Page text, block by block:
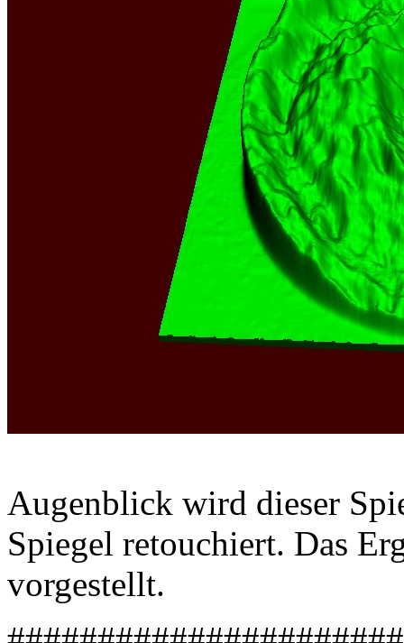
Augenblick wird dieser
Spiegel retouchiert. Das
vorgestellt.